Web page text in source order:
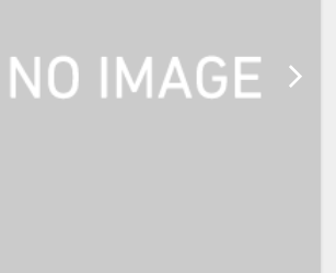
で利用の場合は添い寝不可